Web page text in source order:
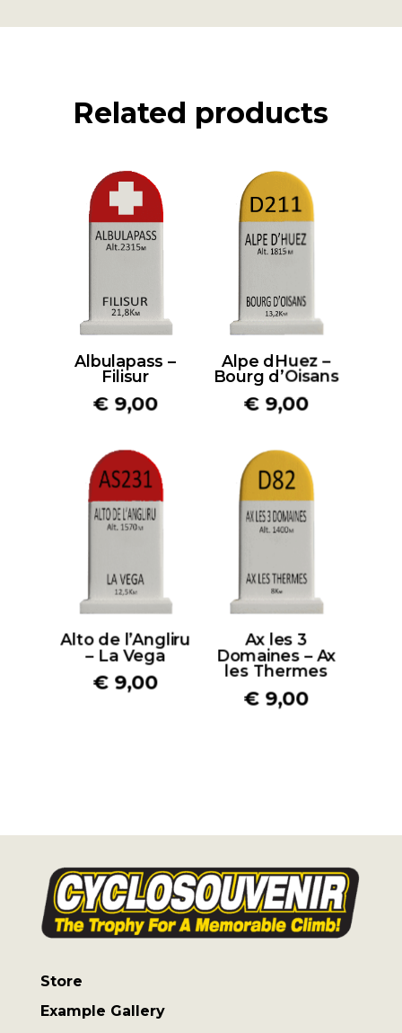
Related products
Albulapass –
Filisur
€ 9,00
Alpe dHuez –
Bourg d’Oisans
€ 9,00
Alto de l’Angliru
– La Vega
€ 9,00
Ax les 3
Domaines – Ax
les Thermes
€ 9,00
Store
Example Gallery